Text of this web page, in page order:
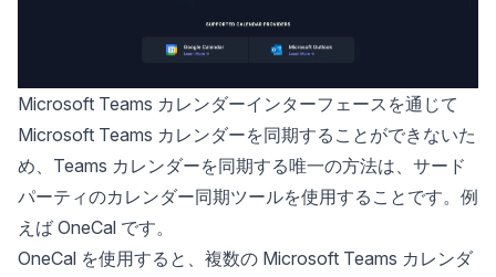
Microsoft Teams カレンダーインターフェースを通じて
Microsoft Teams カレンダーを同期することができないた
め、Teams カレンダーを同期する唯一の方法は、 サード
パーティのカレンダー同期ツールを使用することです。例
えば OneCal です。
OneCal を使用すると、複数の Microsoft Teams カレンダ